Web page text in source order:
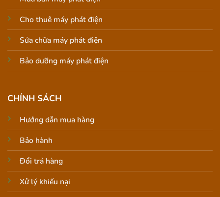
Cho thuê máy phát điện
Sửa chữa máy phát điện
Bảo dưỡng máy phát điện
CHÍNH SÁCH
Hướng dẫn mua hàng
Bảo hành
Đổi trả hàng
Xử lý khiếu nại